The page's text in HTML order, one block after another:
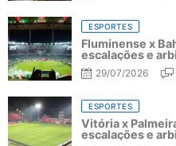
ESPORTES
Fluminense x
escalações e
29/07/2026
ESPORTES
Vitória x
escalações e